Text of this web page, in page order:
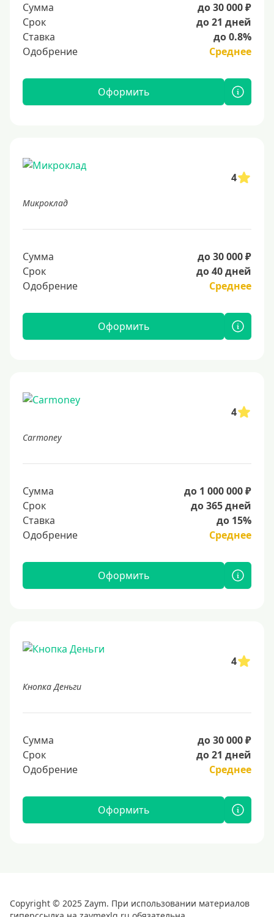
Сумма
до 30 000 ₽
Срок
до 21 дней
Ставка
до 0.8%
Одобрение
Среднее
Оформить
4
Микроклад
Сумма
до 30 000 ₽
Срок
до 40 дней
Одобрение
Среднее
Оформить
4
Carmoney
Сумма
до 1 000 000 ₽
Срок
до 365 дней
Ставка
до 15%
Одобрение
Среднее
Оформить
4
Кнопка Деньги
Сумма
до 30 000 ₽
Срок
до 21 дней
Одобрение
Среднее
Оформить
Copyright © 2025 Zaym. При использовании материалов